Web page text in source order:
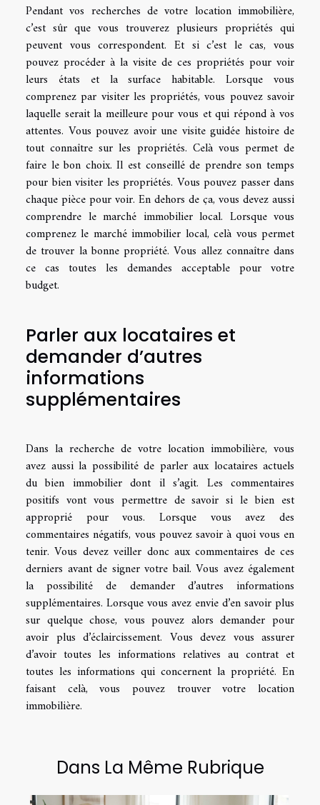
Pendant vos recherches de votre location immobilière,
c’est sûr que vous trouverez plusieurs propriétés qui
peuvent vous correspondent. Et si c’est le cas, vous
pouvez procéder à la visite de ces propriétés pour voir
leurs états et la surface habitable. Lorsque vous
comprenez par visiter les propriétés, vous pouvez savoir
laquelle serait la meilleure pour vous et qui répond à vos
attentes. Vous pouvez avoir une visite guidée histoire de
tout connaître sur les propriétés. Celà vous permet de
faire le bon choix. Il est conseillé de prendre son temps
pour bien visiter les propriétés. Vous pouvez passer dans
chaque pièce pour voir. En dehors de ça, vous devez aussi
comprendre le marché immobilier local. Lorsque vous
comprenez le marché immobilier local, celà vous permet
de trouver la bonne propriété. Vous allez connaître dans
ce cas toutes les demandes acceptable pour votre
budget.
Parler aux locataires et
demander d’autres
informations
supplémentaires
Dans la recherche de votre location immobilière, vous
avez aussi la possibilité de parler aux locataires actuels
du bien immobilier dont il s’agit. Les commentaires
positifs vont vous permettre de savoir si le bien est
approprié pour vous. Lorsque vous avez des
commentaires négatifs, vous pouvez savoir à quoi vous en
tenir. Vous devez veiller donc aux commentaires de ces
derniers avant de signer votre bail. Vous avez également
la possibilité de demander d’autres informations
supplémentaires. Lorsque vous avez envie d’en savoir plus
sur quelque chose, vous pouvez alors demander pour
avoir plus d’éclaircissement. Vous devez vous assurer
d’avoir toutes les informations relatives au contrat et
toutes les informations qui concernent la propriété. En
faisant celà, vous pouvez trouver votre location
immobilière.
Dans La Même Rubrique